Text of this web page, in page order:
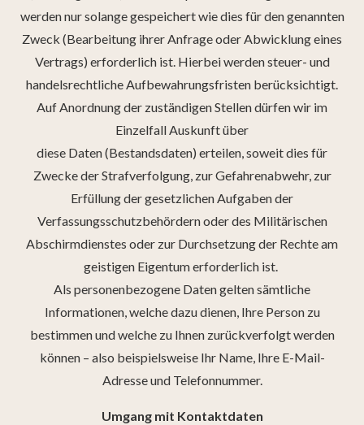
werden nur solange gespeichert wie dies für den genannten
Zweck (Bearbeitung ihrer Anfrage oder Abwicklung eines
Vertrags) erforderlich ist. Hierbei werden steuer- und
handelsrechtliche Aufbewahrungsfristen berücksichtigt.
Auf Anordnung der zuständigen Stellen dürfen wir im
Einzelfall Auskunft über
diese Daten (Bestandsdaten) erteilen, soweit dies für
Zwecke der Strafverfolgung, zur Gefahrenabwehr, zur
Erfüllung der gesetzlichen Aufgaben der
Verfassungsschutzbehördern oder des Militärischen
Abschirmdienstes oder zur Durchsetzung der Rechte am
geistigen Eigentum erforderlich ist.
Als personenbezogene Daten gelten sämtliche
Informationen, welche dazu dienen, Ihre Person zu
bestimmen und welche zu Ihnen zurückverfolgt werden
können – also beispielsweise Ihr Name, Ihre E-Mail-
Adresse und Telefonnummer.
Umgang mit Kontaktdaten